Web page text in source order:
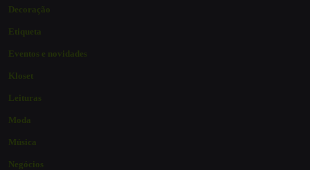
Decoração
Etiqueta
Eventos e novidades
Kloset
Leituras
Moda
Música
Negócios